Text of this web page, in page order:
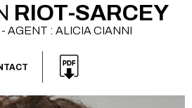
RIOT-SARCEY
AGENT : ALICIA CIANNI